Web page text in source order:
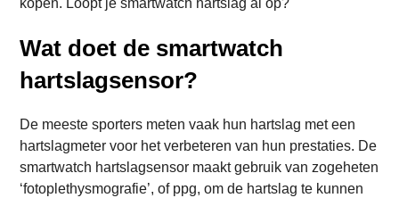
kopen. Loopt je smartwatch hartslag al op?
Wat doet de smartwatch
hartslagsensor?
De meeste sporters meten vaak hun hartslag met een
hartslagmeter voor het verbeteren van hun prestaties. De
smartwatch hartslagsensor maakt gebruik van zogeheten
‘fotoplethysmografie’, of ppg, om de hartslag te kunnen